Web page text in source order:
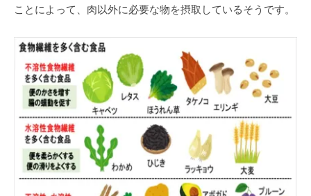
ことによって、⾁以外に必要な物を摂取しているそうです。